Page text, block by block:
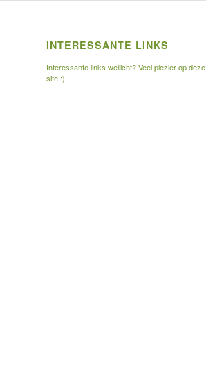
INTERESSANTE LINKS
Interessante links wellicht? Veel plezier op deze
site :)